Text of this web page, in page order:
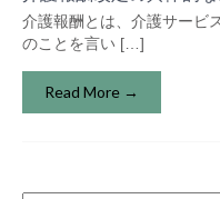
介護報酬とは、介護サービ
のことを言い […]
Read More →